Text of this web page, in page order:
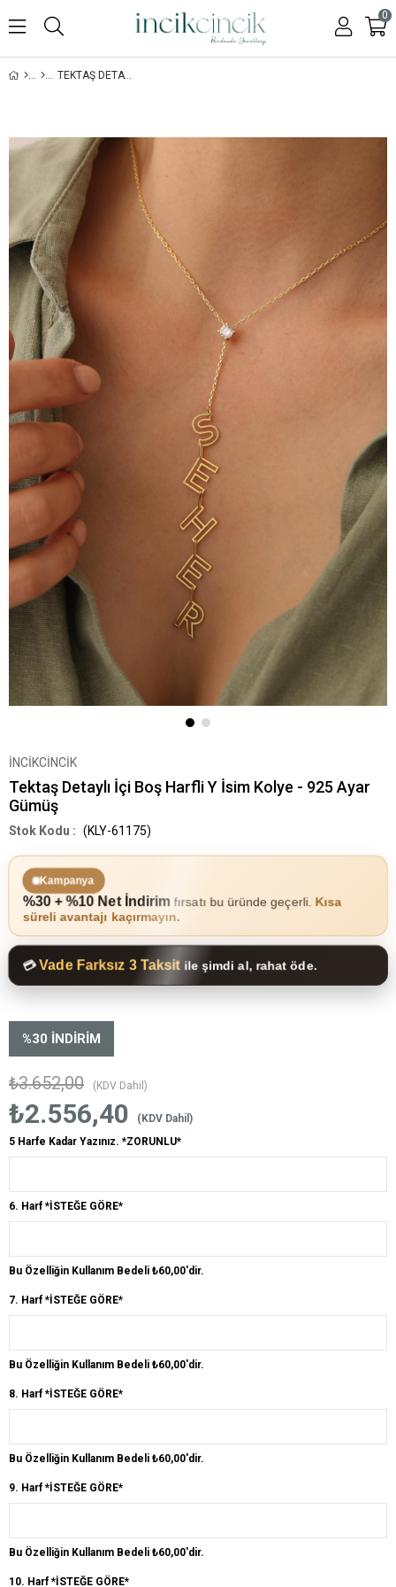
0
TEKTAŞ DETAYLI İÇI BOŞ HARFLI Y İSIM KOLYE - 925 AYAR GÜMÜŞ
İNCİKCİNCİK
Tektaş Detaylı İçi Boş Harfli Y İsim Kolye - 925 Ayar
Gümüş
(KLY-61175)
Kampanya
%30 + %10 Net İndirimfırsatı bu üründe geçerli. Kısa
süreli avantajı kaçırmayın.
💳Vade Farksız 3 Taksitile şimdi al, rahat öde.
%30 İNDIRIM
₺3.652,00 (KDV Dahil)
₺2.556,40
(KDV Dahil)
5 Harfe Kadar Yazınız. *ZORUNLU*
6. Harf *İSTEĞE GÖRE*
Bu Özelliğin Kullanım Bedeli ₺60,00'dir.
7. Harf *İSTEĞE GÖRE*
Bu Özelliğin Kullanım Bedeli ₺60,00'dir.
8. Harf *İSTEĞE GÖRE*
Bu Özelliğin Kullanım Bedeli ₺60,00'dir.
9. Harf *İSTEĞE GÖRE*
Bu Özelliğin Kullanım Bedeli ₺60,00'dir.
10. Harf *İSTEĞE GÖRE*